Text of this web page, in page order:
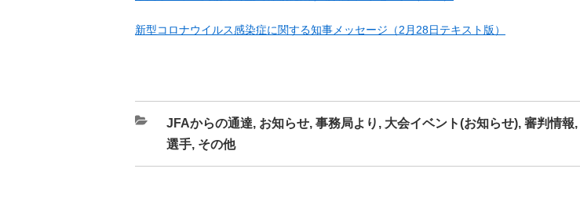
新型コロナウイルス感染症に関する知事メッセージ（2月28日テキスト版）
カ
テ
ゴ
JFAからの通達, お知らせ, 事務局より , 大会イベント(お知らせ), 審判情報,
選手, その他